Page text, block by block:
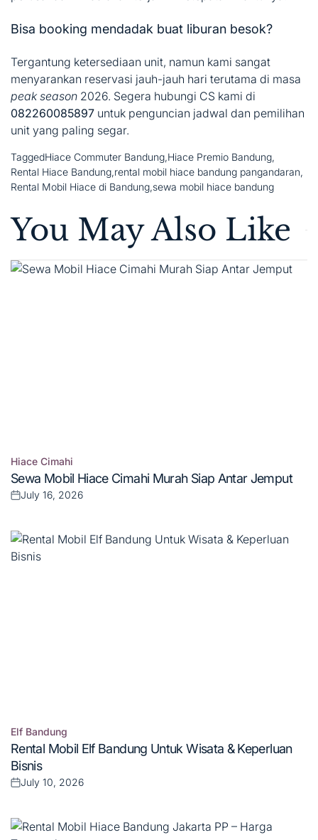
Bisa booking mendadak buat liburan besok?
Tergantung ketersediaan unit, namun kami sangat
menyarankan reservasi jauh-jauh hari terutama di masa
peak season 2026. Segera hubungi CS kami di
082260085897 untuk penguncian jadwal dan pemilihan
unit yang paling segar.
TaggedHiace Commuter Bandung,Hiace Premio Bandung,
Rental Hiace Bandung,rental mobil hiace bandung pangandaran,
Rental Mobil Hiace di Bandung,sewa mobil hiace bandung
You May Also Like
Posted
in
Hiace Cimahi
Sewa Mobil Hiace Cimahi Murah Siap Antar Jemput
Posted
July 16, 2026
Posted
in
Elf Bandung
Rental Mobil Elf Bandung Untuk Wisata & Keperluan
Bisnis
Posted
July 10, 2026